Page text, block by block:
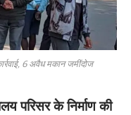
6 अवैध मकान जमींदोज
परिसर के निर्माण की